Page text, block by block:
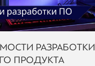
РАЗРАБОТКИ
ПРОДУКТА